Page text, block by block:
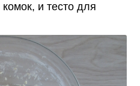
и тесто для